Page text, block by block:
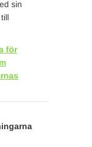
sin
för